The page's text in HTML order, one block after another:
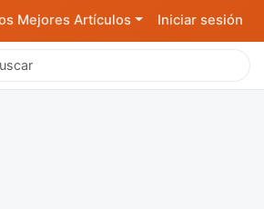
Mejores Artículos Iniciar sesión